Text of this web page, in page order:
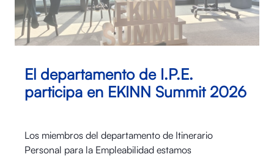
El departamento de I.P.E.
participa en EKINN Summit 2026
Los miembros del departamento de Itinerario
Personal para la Empleabilidad estamos